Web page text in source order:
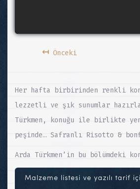
↤Önceki
Her hafta birbirinden renkli
lezzetli ve şık sunumlar
Türkmen, konuğu ile birlikte
peşinde… Safranlı Risotto &
Arda Türkmen’in bu bölümdeki
Malzeme listesi ve yazılı tarif